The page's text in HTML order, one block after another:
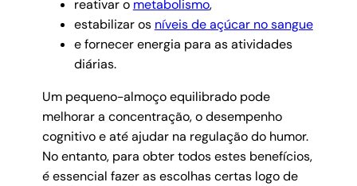
reativar o metabolismo,
estabilizar os níveis de açúcar no sangue
e fornecer energia para as atividades
diárias.
Um pequeno-almoço equilibrado pode
melhorar a concentração, o desempenho
cognitivo e até ajudar na regulação do humor.
No entanto, para obter todos estes benefícios,
é essencial fazer as escolhas certas logo de